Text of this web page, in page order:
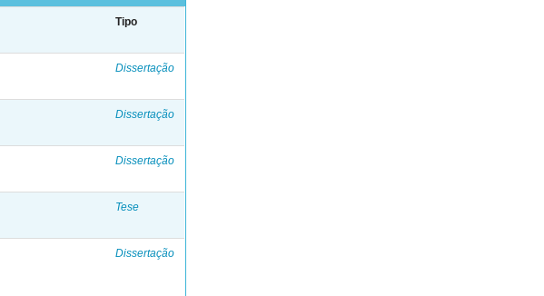
Tipo
Dissertação
Dissertação
Dissertação
Tese
Dissertação